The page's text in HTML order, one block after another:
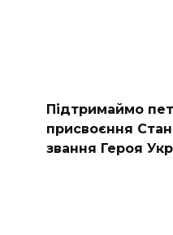
Підтримаймо
присвоєння
звання Героя